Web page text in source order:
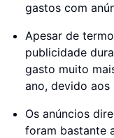
gastos com
Apesar de
publicidade
gasto muito
ano, devido aos
Os anúncios
foram bastante